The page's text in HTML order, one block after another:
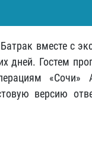
вместе с
дней. Гостем
«Сочи»
версию